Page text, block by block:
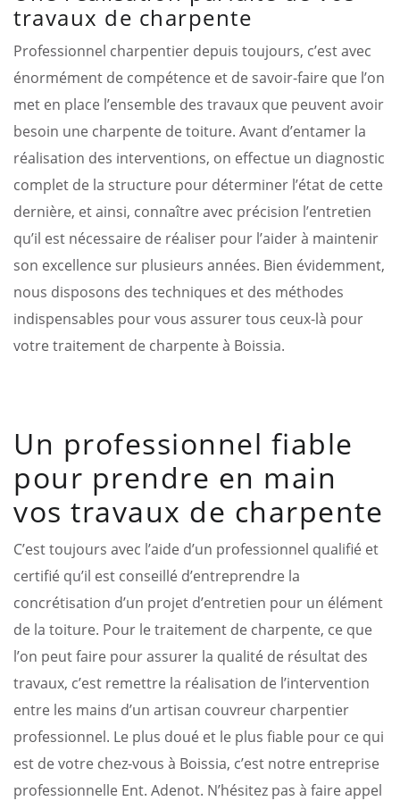
travaux de charpente
Professionnel charpentier depuis toujours, c’est avec
énormément de compétence et de savoir-faire que l’on
met en place l’ensemble des travaux que peuvent avoir
besoin une charpente de toiture. Avant d’entamer la
réalisation des interventions, on effectue un diagnostic
complet de la structure pour déterminer l’état de cette
dernière, et ainsi, connaître avec précision l’entretien
qu’il est nécessaire de réaliser pour l’aider à maintenir
son excellence sur plusieurs années. Bien évidemment,
nous disposons des techniques et des méthodes
indispensables pour vous assurer tous ceux-là pour
votre traitement de charpente à Boissia.
Un professionnel fiable
pour prendre en main
vos travaux de charpente
C’est toujours avec l’aide d’un professionnel qualifié et
certifié qu’il est conseillé d’entreprendre la
concrétisation d’un projet d’entretien pour un élément
de la toiture. Pour le traitement de charpente, ce que
l’on peut faire pour assurer la qualité de résultat des
travaux, c’est remettre la réalisation de l’intervention
entre les mains d’un artisan couvreur charpentier
professionnel. Le plus doué et le plus fiable pour ce qui
est de votre chez-vous à Boissia, c’est notre entreprise
professionnelle Ent. Adenot. N’hésitez pas à faire appel